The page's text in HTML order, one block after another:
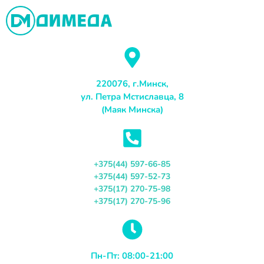
Перейти
содержимому
220076, г.Минск,
ул. Петра Мстиславца, 8
(Маяк Минска)
+375(44) 597-66-85
+375(44) 597-52-73
+375(17) 270-75-98
+375(17) 270-75-96
Пн-Пт: 08:00-21:00